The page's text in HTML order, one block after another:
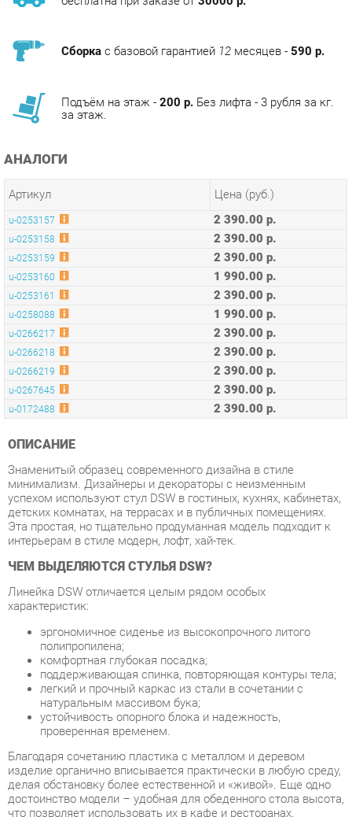
с базовой гарантией месяцев -
Подъём на этаж - 200 р.
Без лифта - 3 рубля за кг.
АНАЛОГИ
u-0253158 2 390.00 р.
1 990.00 р.
u-0253161 2 390.00 р.
u-0258088 1 990.00 р.
u-0266217 2 390.00 р.
u-0266218 2 390.00 р.
u-0266219 2 390.00 р.
u-0267645 2 390.00 р.
u-0172488 2 390.00 р.
ОПИСАНИЕ
Знаменитый образец современного дизайна в стиле
успехом используют стул DSW в гостиных, кухнях, кабинетах,
Эта простая, но тщательно продуманная модель подходит к
интерьерам в стиле модерн, лофт, хай-тек.
ЧЕМ ВЫДЕЛЯЮТСЯ СТУЛЬЯ DSW?
Линейка DSW отличается целым рядом особых
характеристик:
эргономичное сиденье из высокопрочного литого
комфортная глубокая посадка;
поддерживающая спинка, повторяющая контуры тела;
натуральным массивом бука;
устойчивость опорного блока и надежность,
проверенная временем.
Благодаря сочетанию пластика с металлом и деревом
изделие органично вписывается практически в любую среду,
делая обстановку более естественной и «живой». Еще одно
достоинство модели – удобная для обеденного стола высота,
Условия покупки
Благодаря качественным фото, исчерпывающей информации
о характеристиках и параметрах, а также отзывам